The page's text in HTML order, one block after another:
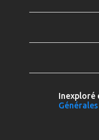
Inexploré